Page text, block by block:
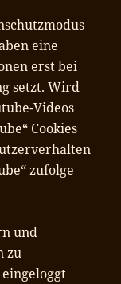
eine
erst bei
setzt. Wird
Videos
Cookies
zufolge
und
zu